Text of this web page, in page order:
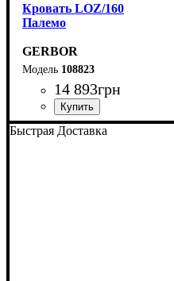
Кровать LOZ/160
Палемо
GERBOR
108823
14 893грн
Быстрая Доставка